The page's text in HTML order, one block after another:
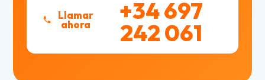
Llamar
ahora +34 697
242 061